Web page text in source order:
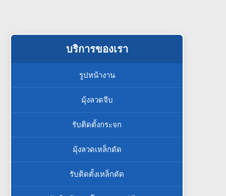
บริการของเรา
รูปหน้างาน
มุ้งลวดจีบ
รับติดตั้งกระจก
มุ้งลวดเหล็กดัด
รับติดตั้งเหล็กดัด